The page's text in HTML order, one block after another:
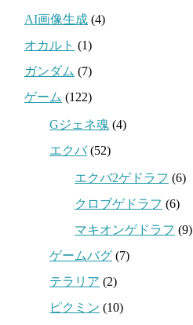
AI画像生成 (4)
オカルト (1)
ガンダム (7)
ゲーム (122)
Gジェネ魂 (4)
エクバ(52)
エクバ2ゲドラフ (6)
クロブゲドラフ (6)
マキオンゲドラフ (9)
ゲームバグ (7)
テラリア (2)
ピクミン (10)